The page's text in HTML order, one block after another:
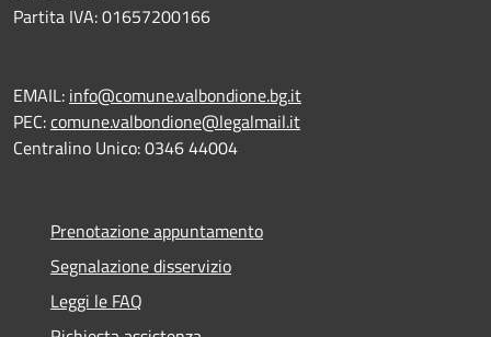
Partita IVA: 01657200166
EMAIL: info@comune.valbondione.bg.it
PEC:comune.valbondione@legalmail.it
Centralino Unico: 0346 44004
Prenotazione appuntamento
Segnalazione disservizio
Leggi le FAQ